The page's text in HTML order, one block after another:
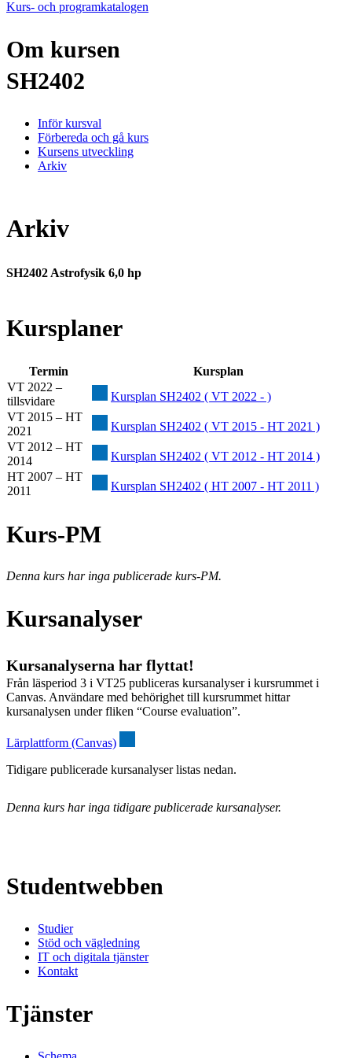
Kurs- och programkatalogen
Om kursen
SH2402
Inför kursval
Förbereda och gå kurs
Kursens utveckling
Arkiv
Arkiv
SH2402 Astrofysik 6,0 hp
Kursplaner
Termin
Kursplan
VT 2022 –
tillsvidare
Kursplan SH2402 ( VT 2022 - )
VT 2015 – HT
2021
Kursplan SH2402 ( VT 2015 - HT 2021 )
VT 2012 – HT
2014
Kursplan SH2402 ( VT 2012 - HT 2014 )
HT 2007 – HT
2011
Kursplan SH2402 ( HT 2007 - HT 2011 )
Kurs-PM
Denna kurs har inga publicerade kurs-PM.
Kursanalyser
Kursanalyserna har flyttat!
Från läsperiod 3 i VT25 publiceras kursanalyser i kursrummet i
Canvas. Användare med behörighet till kursrummet hittar
kursanalysen under fliken “Course evaluation”.
Lärplattform (Canvas)
Tidigare publicerade kursanalyser listas nedan.
Denna kurs har inga tidigare publicerade kursanalyser.
Studentwebben
Studier
Stöd och vägledning
IT och digitala tjänster
Kontakt
Tjänster